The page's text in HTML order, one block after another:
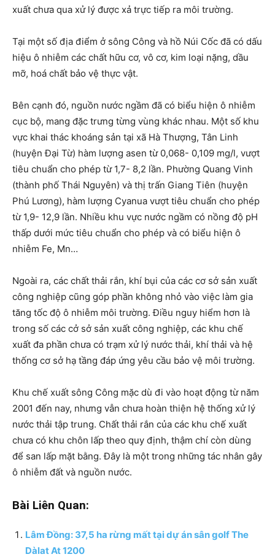
xuất chưa qua xử lý được xả trực tiếp ra môi trường.
Tại một số địa điểm ở sông Công và hồ Núi Cốc đã có dấu
hiệu ô nhiễm các chất hữu cơ, vô cơ, kim loại nặng, dầu
mỡ, hoá chất bảo vệ thực vật.
Bên cạnh đó, nguồn nước ngầm đã có biểu hiện ô nhiễm
cục bộ, mang đặc trưng từng vùng khác nhau. Một số khu
vực khai thác khoáng sản tại xã Hà Thượng, Tân Linh
(huyện Đại Từ) hàm lượng asen từ 0,068- 0,109 mg/l, vượt
tiêu chuẩn cho phép từ 1,7- 8,2 lần. Phường Quang Vinh
(thành phố Thái Nguyên) và thị trấn Giang Tiên (huyện
Phú Lương), hàm lượng Cyanua vượt tiêu chuẩn cho phép
từ 1,9- 12,9 lần. Nhiều khu vực nước ngầm có nồng độ pH
thấp dưới mức tiêu chuẩn cho phép và có biểu hiện ô
nhiễm Fe, Mn…
Ngoài ra, các chất thải rắn, khí bụi của các cơ sở sản xuất
công nghiệp cũng góp phần không nhỏ vào việc làm gia
tăng tốc độ ô nhiễm môi trường. Điều nguy hiểm hơn là
trong số các cở sở sản xuất công nghiệp, các khu chế
xuất đa phần chưa có trạm xử lý nước thải, khí thải và hệ
thống cơ sở hạ tầng đáp ứng yêu cầu bảo vệ môi trường.
Khu chế xuất sông Công mặc dù đi vào hoạt động từ năm
2001 đến nay, nhưng vẫn chưa hoàn thiện hệ thống xử lý
nước thải tập trung. Chất thải rắn của các khu chế xuất
chưa có khu chôn lấp theo quy định, thậm chí còn dùng
để san lấp mặt bằng. Đây là một trong những tác nhân gây
ô nhiễm đất và nguồn nước.
Bài Liên Quan:
Lâm Đồng: 37,5 ha rừng mất tại dự án sân golf The
Dàlat At 1200